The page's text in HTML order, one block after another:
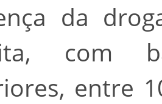
da
com
entre